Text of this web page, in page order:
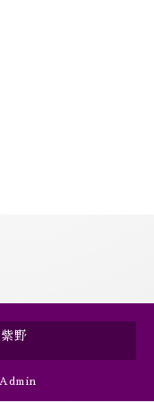
野
Admin